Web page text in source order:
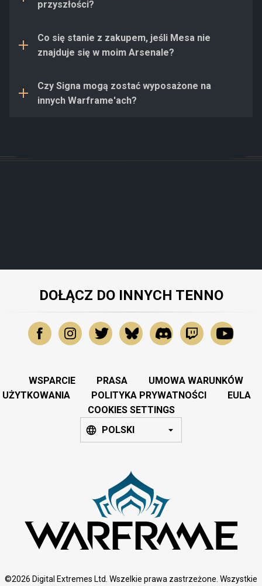
przyszłości?
dostępne do zakupienia za Platynę na Rynku w grze.
Co się stanie z zakupem, jeśli Mesa nie
znajduje się w moim Arsenale?
Rynku w grze za Platynę lub Mesa Prime za
rotacji Odrodzenia Prime.Dowiedz się więcej o
Odrodzeniu Prime.
Czy Signa mogą zostać wyposażone na
innych Warframe'ach?
Tak, Signa należący do Kolekcji Pamiątkowej Mesa
może zostać użyty na wszystkich Warframe'ach.
DOŁĄCZ DO INNYCH TENNO
WSPARCIE PRASA
UMOWA WARUNKÓW
UŻYTKOWANIA
POLITYKA PRYWATNOŚCI
EULA
COOKIES SETTINGS
POLSKI
©2026 Digital Extremes Ltd. Wszelkie prawa zastrzeżone. Wszystkie